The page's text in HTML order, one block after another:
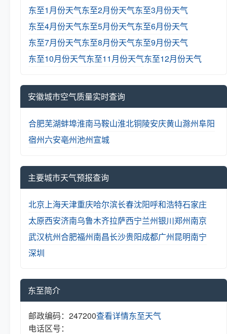
东至1月份天气东至2月份天气东至3月份天气
东至4月份天气东至5月份天气东至6月份天气
东至7月份天气东至8月份天气东至9月份天气
东至10月份天气东至11月份天气东至12月份天气
安徽城市空气质量实时查询
合肥芜湖蚌埠淮南马鞍山淮北铜陵安庆黄山滁州阜阳
宿州六安亳州池州宣城
主要城市天气预报查询
北京 上海天津重庆哈尔滨长春沈阳呼和浩特石家庄
太原西安济南乌鲁木齐拉萨西宁兰州银川郑州南京
武汉杭州合肥福州南昌长沙贵阳成都广州昆明南宁
深圳
东至简介
邮政编码：247200
电话区号：
查看详情东至天气